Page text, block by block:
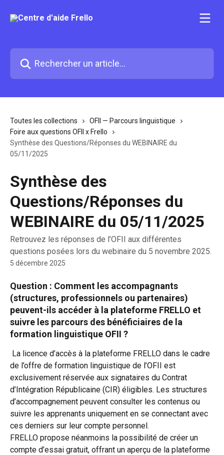
Toutes les collections
OFII — Parcours linguistique
Foire aux questions OFII x Frello
Synthèse des Questions/Réponses du WEBINAIRE du
05/11/2025
Synthèse des
Questions/Réponses du
WEBINAIRE du 05/11/2025
Retrouvez les réponses de l’OFII aux différentes
questions posées lors du webinaire du 5 novembre 2025.
5 décembre 2025
Question : Comment les accompagnants
(structures, professionnels ou partenaires)
peuvent-ils accéder à la plateforme FRELLO et
suivre les parcours des bénéficiaires de la
formation linguistique OFII ?
de l’offre de formation linguistique de l’OFII est
exclusivement réservée aux signataires du Contrat
d’Intégration Républicaine (CIR) éligibles. Les structures
d’accompagnement peuvent consulter les contenus ou
suivre les apprenants uniquement en se connectant avec
ces derniers sur leur compte personnel.
FRELLO propose néanmoins la possibilité de créer un
compte d’essai gratuit, offrant un aperçu de la plateforme